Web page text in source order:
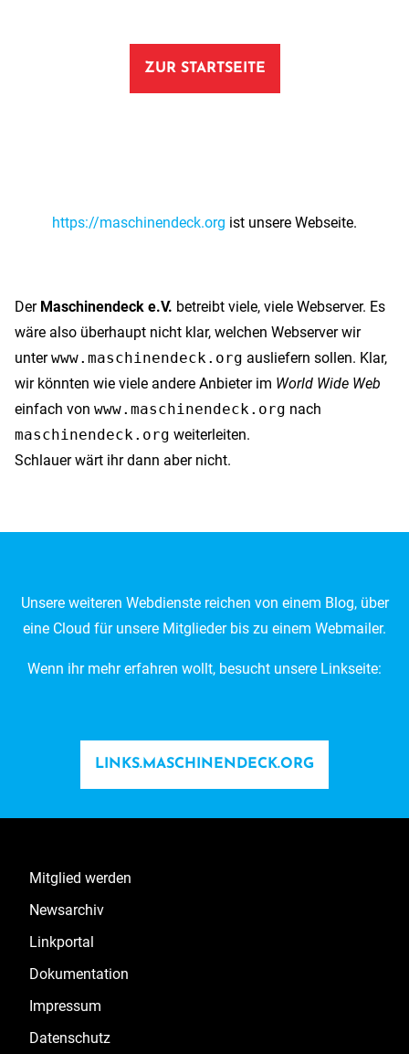
ZUR STARTSEITE
https://maschinendeck.org ist unsere Webseite.
Der Maschinendeck e.V. betreibt viele, viele Webserver. Es
wäre also überhaupt nicht klar, welchen Webserver wir
unterwww.maschinendeck.org ausliefern sollen. Klar,
wir könnten wie viele andere Anbieter im World Wide Web
einfach von www.maschinendeck.org nach
maschinendeck.org weiterleiten.
Schlauer wärt ihr dann aber nicht.
Unsere weiteren Webdienste reichen von einem Blog, über
eine Cloud für unsere Mitglieder bis zu einem Webmailer.
Wenn ihr mehr erfahren wollt, besucht unsere Linkseite:
LINKS.MASCHINENDECK.ORG
Mitglied werden
Newsarchiv
Linkportal
Dokumentation
Impressum
Datenschutz